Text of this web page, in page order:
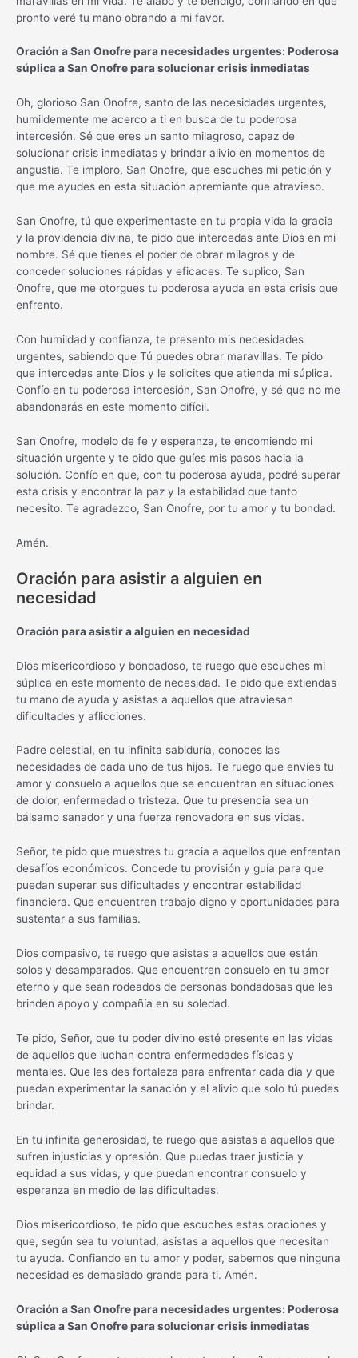
pronto veré tu mano obrando a mi favor.
Oración a San Onofre para necesidades urgentes: Poderosa
súplica a San Onofre para solucionar crisis inmediatas
Oh, glorioso San Onofre, santo de las necesidades urgentes,
humildemente me acerco a ti en busca de tu poderosa
intercesión. Sé que eres un santo milagroso, capaz de
solucionar crisis inmediatas y brindar alivio en momentos de
angustia. Te imploro, San Onofre, que escuches mi petición y
que me ayudes en esta situación apremiante que atravieso.
San Onofre, tú que experimentaste en tu propia vida la gracia
y la providencia divina, te pido que intercedas ante Dios en mi
nombre. Sé que tienes el poder de obrar milagros y de
conceder soluciones rápidas y eficaces. Te suplico, San
Onofre, que me otorgues tu poderosa ayuda en esta crisis que
enfrento.
Con humildad y confianza, te presento mis necesidades
urgentes, sabiendo que Tú puedes obrar maravillas. Te pido
que intercedas ante Dios y le solicites que atienda mi súplica.
Confío en tu poderosa intercesión, San Onofre, y sé que no me
abandonarás en este momento difícil.
San Onofre, modelo de fe y esperanza, te encomiendo mi
situación urgente y te pido que guíes mis pasos hacia la
solución. Confío en que, con tu poderosa ayuda, podré superar
esta crisis y encontrar la paz y la estabilidad que tanto
necesito. Te agradezco, San Onofre, por tu amor y tu bondad.
Amén.
Oración para asistir a alguien en
necesidad
Oración para asistir a alguien en necesidad
Dios misericordioso y bondadoso, te ruego que escuches mi
súplica en este momento de necesidad. Te pido que extiendas
tu mano de ayuda y asistas a aquellos que atraviesan
dificultades y aflicciones.
Padre celestial, en tu infinita sabiduría, conoces las
necesidades de cada uno de tus hijos. Te ruego que envíes tu
amor y consuelo a aquellos que se encuentran en situaciones
de dolor, enfermedad o tristeza. Que tu presencia sea un
bálsamo sanador y una fuerza renovadora en sus vidas.
Señor, te pido que muestres tu gracia a aquellos que enfrentan
desafíos económicos. Concede tu provisión y guía para que
puedan superar sus dificultades y encontrar estabilidad
financiera. Que encuentren trabajo digno y oportunidades para
sustentar a sus familias.
Dios compasivo, te ruego que asistas a aquellos que están
solos y desamparados. Que encuentren consuelo en tu amor
eterno y que sean rodeados de personas bondadosas que les
brinden apoyo y compañía en su soledad.
Te pido, Señor, que tu poder divino esté presente en las vidas
de aquellos que luchan contra enfermedades físicas y
mentales. Que les des fortaleza para enfrentar cada día y que
puedan experimentar la sanación y el alivio que solo tú puedes
brindar.
En tu infinita generosidad, te ruego que asistas a aquellos que
sufren injusticias y opresión. Que puedas traer justicia y
equidad a sus vidas, y que puedan encontrar consuelo y
esperanza en medio de las dificultades.
Dios misericordioso, te pido que escuches estas oraciones y
que, según sea tu voluntad, asistas a aquellos que necesitan
tu ayuda. Confiando en tu amor y poder, sabemos que ninguna
necesidad es demasiado grande para ti. Amén.
Oración a San Onofre para necesidades urgentes: Poderosa
súplica a San Onofre para solucionar crisis inmediatas